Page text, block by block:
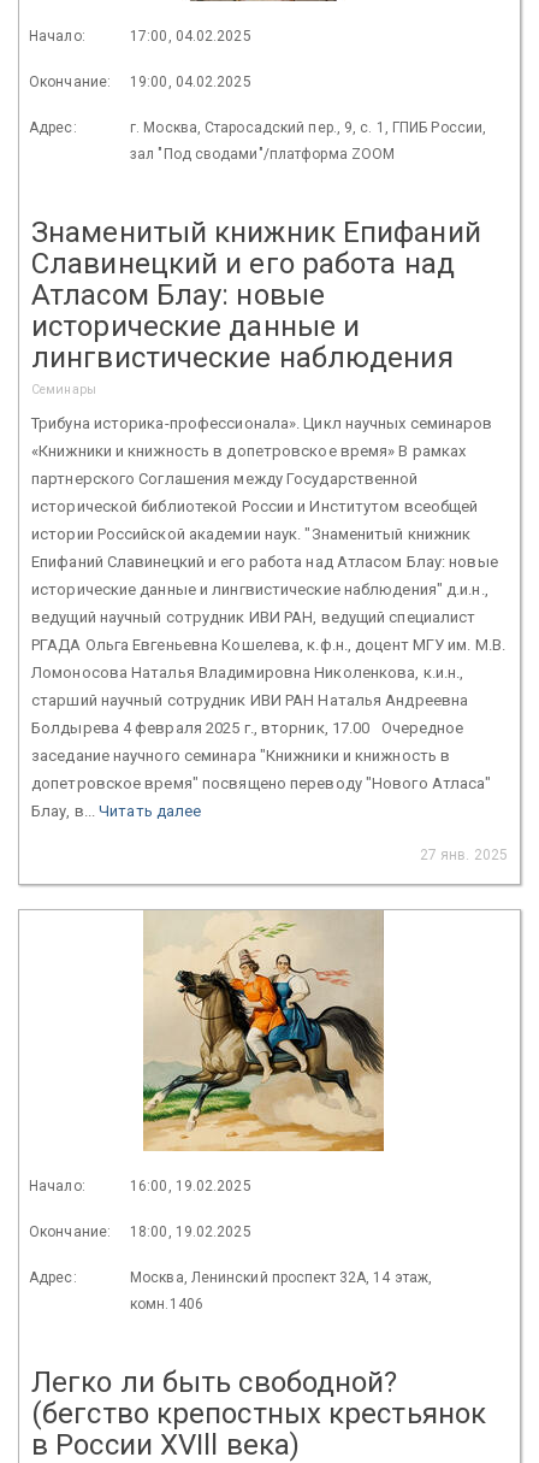
Начало: 17:00, 04.02.2025
Окончание: 19:00, 04.02.2025
Адрес:
г. Москва, Старосадский пер., 9, с. 1, ГПИБ России,
зал "Под сводами"/платформа ZOOM
Знаменитый книжник Епифаний
Славинецкий и его работа над
Атласом Блау: новые
исторические данные и
лингвистические наблюдения
Семинары
Трибуна историка-профессионала». Цикл научных семинаров
«Книжники и книжность в допетровское время» В рамках
партнерского Соглашения между Государственной
исторической библиотекой России и Институтом всеобщей
истории Российской академии наук. "Знаменитый книжник
Епифаний Славинецкий и его работа над Атласом Блау: новые
исторические данные и лингвистические наблюдения" д.и.н.,
ведущий научный сотрудник ИВИ РАН, ведущий специалист
РГАДА Ольга Евгеньевна Кошелева, к.ф.н., доцент МГУ им. М.В.
Ломоносова Наталья Владимировна Николенкова, к.и.н.,
старший научный сотрудник ИВИ РАН Наталья Андреевна
Болдырева 4 февраля 2025 г., вторник, 17.00 Очередное
заседание научного семинара "Книжники и книжность в
допетровское время" посвящено переводу "Нового Атласа"
Блау, в...Читать далее
27 янв. 2025
Начало: 16:00, 19.02.2025
Окончание: 18:00, 19.02.2025
Адрес:
Москва, Ленинский проспект 32А, 14 этаж,
комн.1406
Легко ли быть свободной?
(бегство крепостных крестьянок
в России XVIll века)